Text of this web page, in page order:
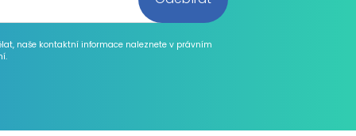
naše kontaktní informace naleznete v právním